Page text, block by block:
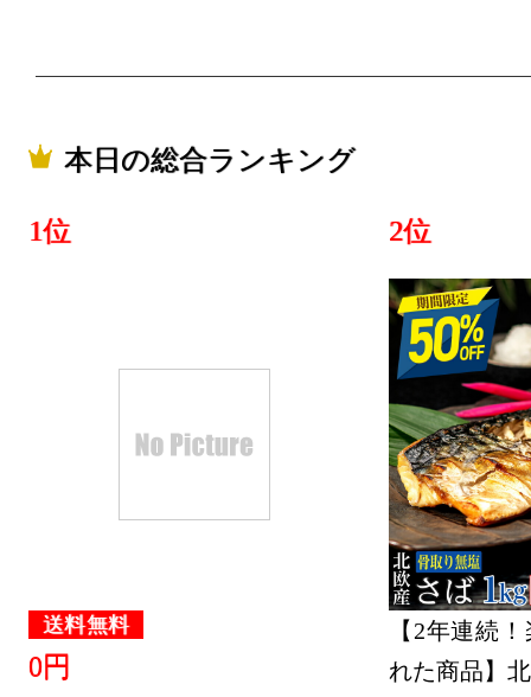
本日の総合ランキング
1位
送料無料
0円
2位
【2年連続
れた商品】